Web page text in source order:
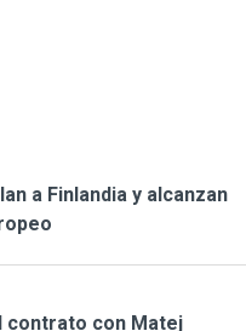
a Finlandia y alcanzan
contrato con Matej